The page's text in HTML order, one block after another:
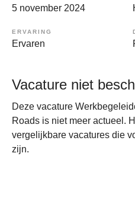
5 november 2024
ERVARING
Ervaren
Vacature niet
Deze vacature
Roads is niet meer actueel.
vergelijkbare vacatures die
zijn.